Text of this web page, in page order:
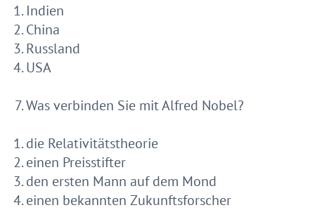
Indien
China
Russland
USA
Was verbinden Sie mit Alfred Nobel?
die Relativitätstheorie
einen Preisstifter
den ersten Mann auf dem Mond
einen bekannten Zukunftsforscher